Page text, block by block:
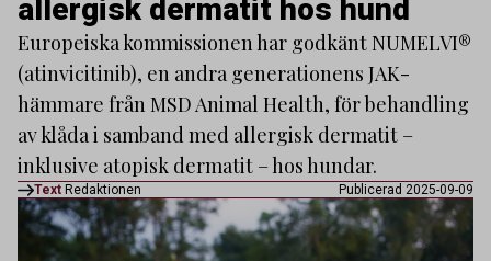
allergisk dermatit hos hund
Europeiska kommissionen har godkänt NUMELVI®
(atinvicitinib), en andra generationens JAK-
hämmare från MSD Animal Health, för behandling
av klåda i samband med allergisk dermatit –
inklusive atopisk dermatit – hos hundar.
Text Redaktionen Publicerad 2025-09-09